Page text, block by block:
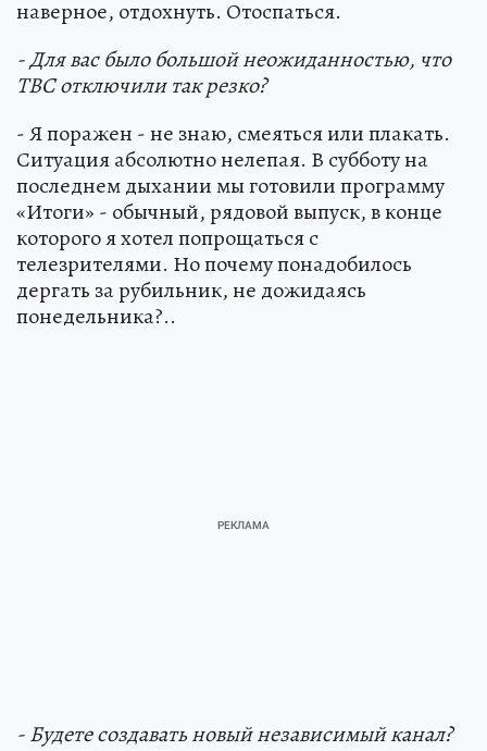
наверное, отдохнуть. Отоспаться.
- Для вас было большой неожиданностью, что
ТВС отключили так резко?
- Я поражен - не знаю, смеяться или плакать.
Ситуация абсолютно нелепая. В субботу на
последнем дыхании мы готовили программу
«Итоги» - обычный, рядовой выпуск, в конце
которого я хотел попрощаться с
телезрителями. Но почему понадобилось
дергать за рубильник, не дожидаясь
понедельника?..
- Будете создавать новый независимый канал?